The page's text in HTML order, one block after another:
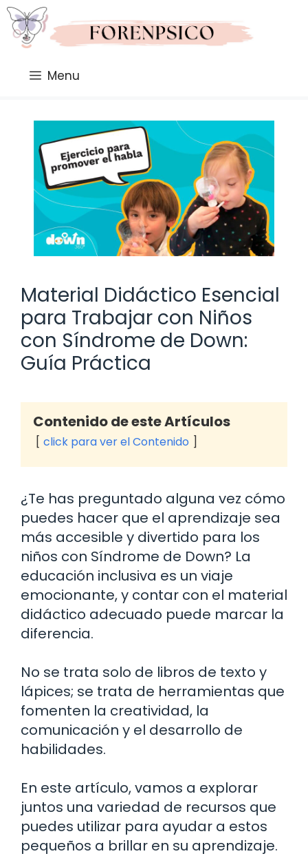
Saltar
al
contenido
Menu
Material Didáctico Esencial
para Trabajar con Niños
con Síndrome de Down:
Guía Práctica
Contenido de este Artículos
click para ver el Contenido
¿Te has preguntado alguna vez cómo
puedes hacer que el aprendizaje sea
más accesible y divertido para los
niños con Síndrome de Down? La
educación inclusiva es un viaje
emocionante, y contar con el material
didáctico adecuado puede marcar la
diferencia.
No se trata solo de libros de texto y
lápices; se trata de herramientas que
fomenten la creatividad, la
comunicación y el desarrollo de
habilidades.
En este artículo, vamos a explorar
juntos una variedad de recursos que
puedes utilizar para ayudar a estos
pequeños a brillar en su aprendizaje.